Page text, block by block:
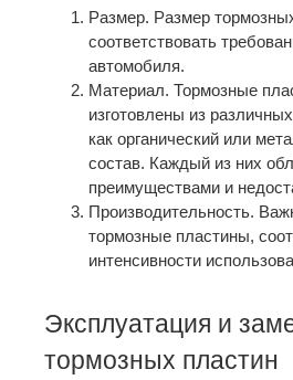
Размер. Размер
соответствовать
автомобиля.
Материал. Тормозные
изготовлены из
как органический или
состав. Каждый из них
преимуществами и
Производительность.
тормозные пластины,
интенсивности
Эксплуатация и
тормозных пластин